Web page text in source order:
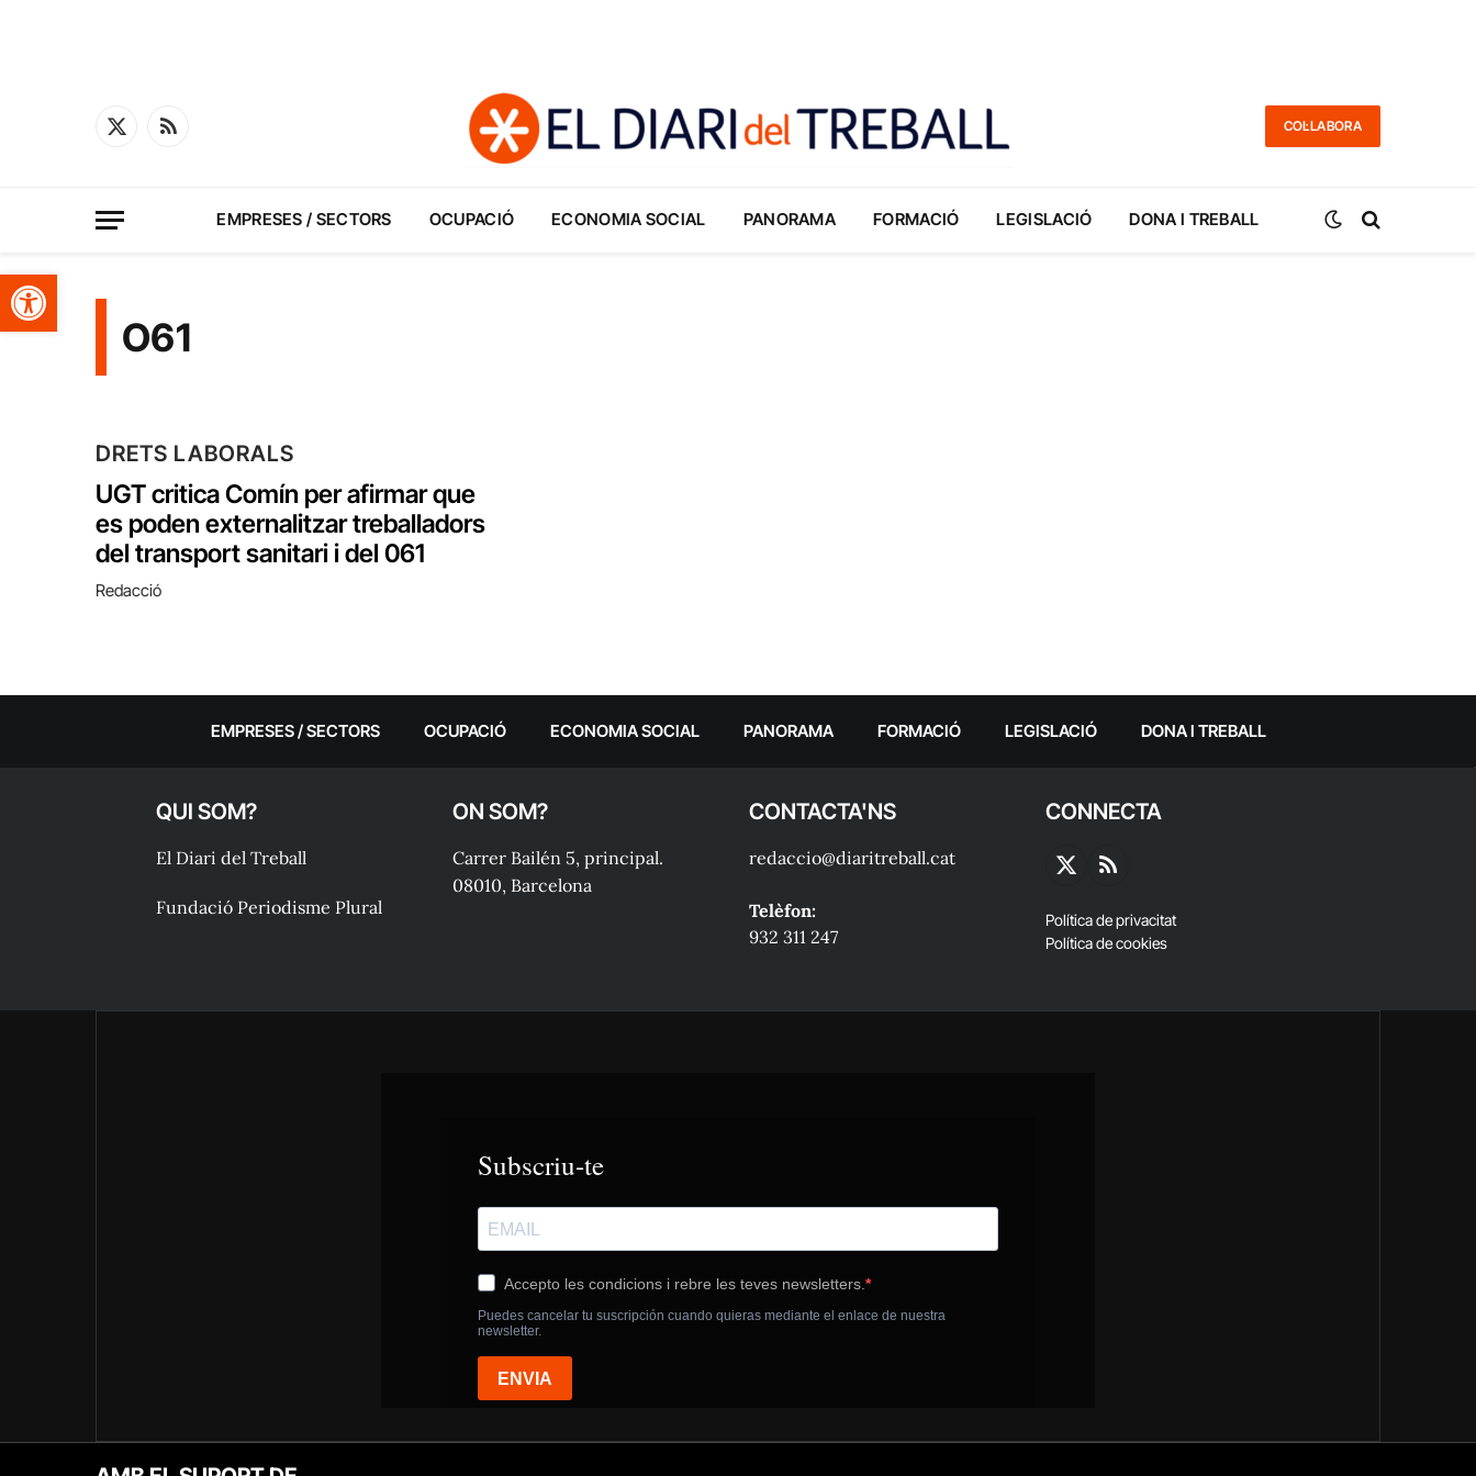
Obre la barra d'eines
X
RSS
COL·LABORA
EMPRESES / SECTORS OCUPACIÓ ECONOMIA SOCIAL PANORAMA FORMACIÓ LEGISLACIÓ DONA I TREBALL
O61
DRETS LABORALS
UGT critica Comín per afirmar que
es poden externalitzar treballadors
del transport sanitari i del 061
Redacció
EMPRESES / SECTORS OCUPACIÓ ECONOMIA SOCIAL PANORAMA FORMACIÓ LEGISLACIÓ DONA I TREBALL
QUI SOM?
El Diari del Treball
Fundació Periodisme Plural
ON SOM?
Carrer Bailén 5, principal.
08010, Barcelona
CONTACTA'NS
redaccio@diaritreball.cat
Telèfon:
932 311 247
CONNECTA
X
RSS
Política de privacitat
Política de cookies